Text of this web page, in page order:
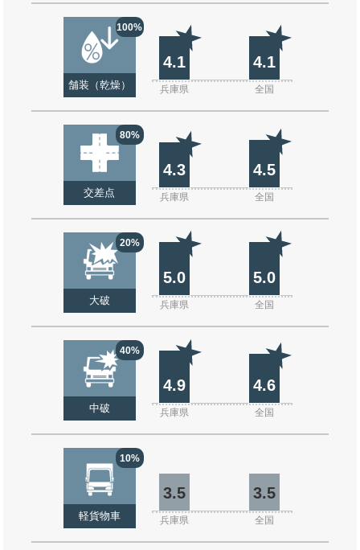
100%
舗装（乾燥）
4.1 4.1
兵庫県 全国
80%
交差点
4.3 4.5
兵庫県 全国
20%
大破
5.0 5.0
兵庫県 全国
40%
中破
4.9 4.6
兵庫県 全国
10%
軽貨物車
3.5 3.5
兵庫県 全国